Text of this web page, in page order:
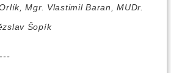
Mgr. Vlastimil Baran, MUDr.
Šopík
---